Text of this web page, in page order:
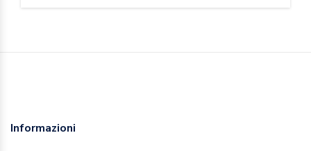
Informazioni